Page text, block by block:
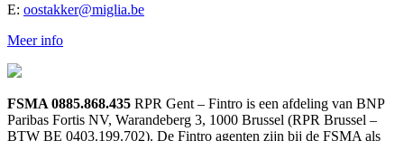
E: oostakker@miglia.be
Meer info
FSMA 0885.868.435 RPR Gent – Fintro is een afdeling van BNP
Paribas Fortis NV, Warandeberg 3, 1000 Brussel (RPR Brussel –
BTW BE 0403.199.702). De Fintro agenten zijn bij de FSMA als